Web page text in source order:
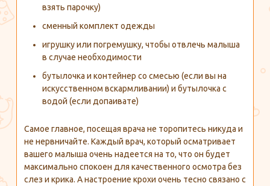
взять парочку)
сменный комплект одежды
игрушку или погремушку, чтобы отвлечь малыша
в случае необходимости
бутылочка и контейнер со смесью (если вы на
искусственном вскармливании) и бутылочка с
водой (если допаивате)
Самое главное, посещая врача не торопитесь никуда и
не нервничайте. Каждый врач, который осматривает
вашего малыша очень надеется на то, что он будет
максимально спокоен для качественного осмотра без
слез и крика. А настроение крохи очень тесно связано с